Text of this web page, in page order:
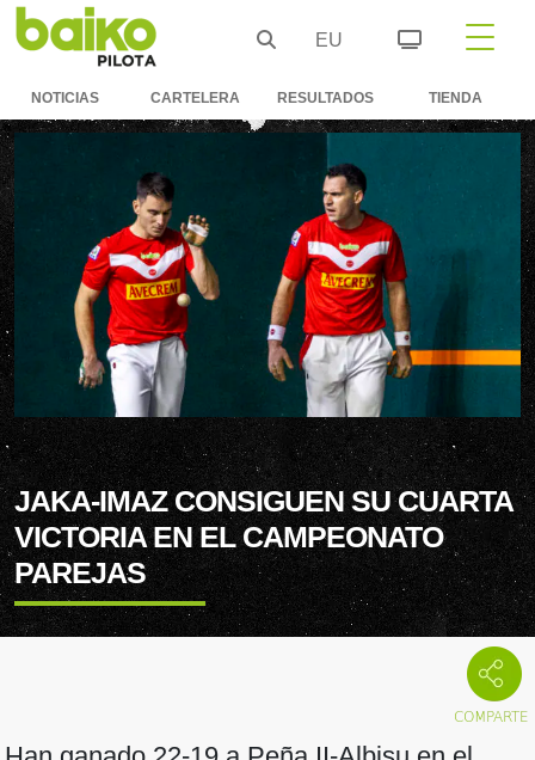
EU
NOTICIAS CARTELERA RESULTADOS TIENDA
JAKA-IMAZ CONSIGUEN SU CUARTA
VICTORIA EN EL CAMPEONATO
PAREJAS